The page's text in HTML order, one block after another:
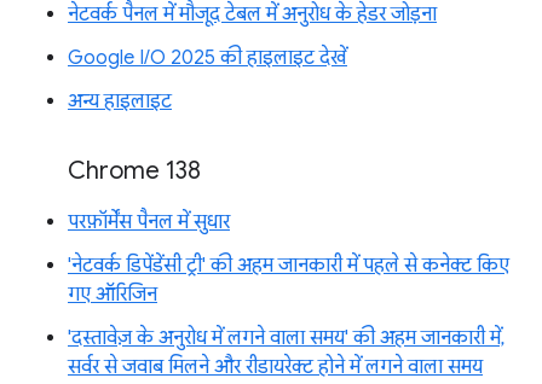
नेटवर्क पैनल में मौजूद टेबल में अनुरोध के हेडर जोड़ना
Google I/O 2025 की हाइलाइट देखें
अन्य हाइलाइट
Chrome 138
परफ़ॉर्मेंस पैनल में सुधार
'नेटवर्क डिपेंडेंसी ट्री' की अहम जानकारी में पहले से कनेक्ट किए
गए ऑरिजिन
'दस्तावेज़ के अनुरोध में लगने वाला समय' की अहम जानकारी में,
सर्वर से जवाब मिलने और रीडायरेक्ट होने में लगने वाला समय